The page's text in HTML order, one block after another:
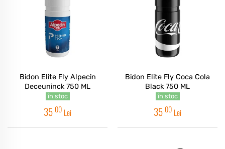
Bidon Elite Fly Alpecin
Deceuninck 750 ML
în stoc
35 00 Lei
Bidon Elite Fly Coca Cola
Black 750 ML
în stoc
35 00 Lei